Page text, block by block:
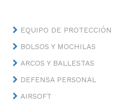
EQUIPO DE PROTECCIÓN
BOLSOS Y MOCHILAS
ARCOS Y BALLESTAS
DEFENSA PERSONAL
AIRSOFT